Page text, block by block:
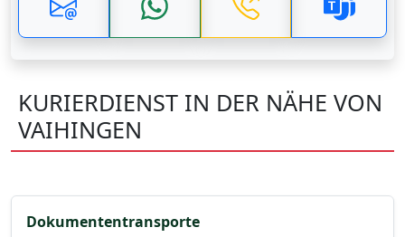
KURIERDIENST IN DER NÄHE VON
VAIHINGEN
Dokumententransporte